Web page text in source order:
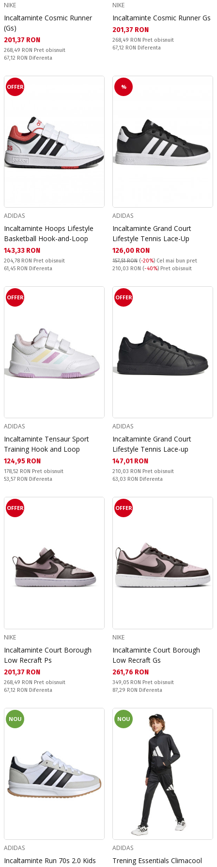
NIKE
Incaltaminte Cosmic Runner
(Gs)
Текуща цена:
201,37 RON
Pret obisnuit:
268,49 RON Pret obisnuit
Спестявате:
67,12 RON Diferenta
NIKE
Incaltaminte Cosmic Runner Gs
Текуща цена:
201,37 RON
Pret obisnuit:
268,49 RON Pret obisnuit
Спестявате:
67,12 RON Diferenta
OFFER
ADIDAS
Incaltaminte Hoops Lifestyle
Basketball Hook-and-Loop
Текуща цена:
143,33 RON
Pret obisnuit:
204,78 RON Pret obisnuit
Спестявате:
61,45 RON Diferenta
%
ADIDAS
Incaltaminte Grand Court
Lifestyle Tennis Lace-Up
Текуща цена:
126,00 RON
157,51 RON (-20%) Cel mai bun pret
Pret obisnuit:
210,03 RON (-40%) Pret obisnuit
OFFER
ADIDAS
Incaltaminte Tensaur Sport
Training Hook and Loop
Текуща цена:
124,95 RON
Pret obisnuit:
178,52 RON Pret obisnuit
Спестявате:
53,57 RON Diferenta
OFFER
ADIDAS
Incaltaminte Grand Court
Lifestyle Tennis Lace-up
Текуща цена:
147,01 RON
Pret obisnuit:
210,03 RON Pret obisnuit
Спестявате:
63,03 RON Diferenta
OFFER
NIKE
Incaltaminte Court Borough
Low Recraft Ps
Текуща цена:
201,37 RON
Pret obisnuit:
268,49 RON Pret obisnuit
Спестявате:
67,12 RON Diferenta
OFFER
NIKE
Incaltaminte Court Borough
Low Recraft Gs
Текуща цена:
261,76 RON
Pret obisnuit:
349,05 RON Pret obisnuit
Спестявате:
87,29 RON Diferenta
NOU
ADIDAS
Incaltaminte Run 70s 2.0 Kids
NOU
ADIDAS
Trening Essentials Climacool